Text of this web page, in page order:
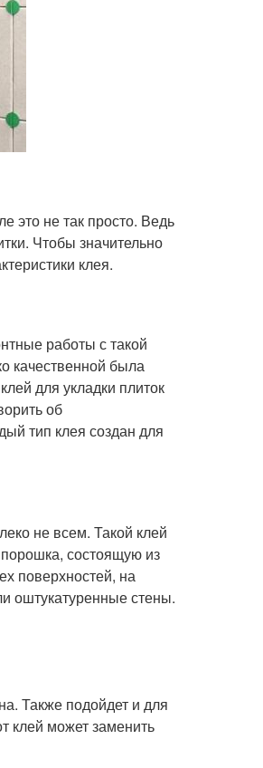
это не так просто. Ведь
Чтобы значительно
клея.
работы с такой
качественной была
для укладки плиток
об
тип клея создан для
не всем. Такой клей
состоящую из
поверхностей, на
оштукатуренные стены.
Также подойдет и для
клей может заменить